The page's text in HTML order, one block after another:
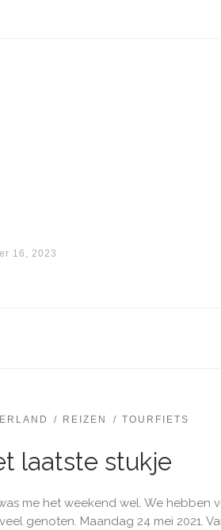
16, 2023
REIZEN TOURFIETS
laatste stukje
me het weekend wel. We hebben
genoten. Maandag 24 mei 2021.